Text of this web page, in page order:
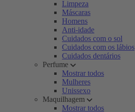
Limpeza
Máscaras
Homens
Anti-idade
Cuidados com o sol
Cuidados com os lábios
Cuidados dentários
Perfume
Mostrar todos
Mulheres
Unissexo
Maquilhagem
Mostrar todos